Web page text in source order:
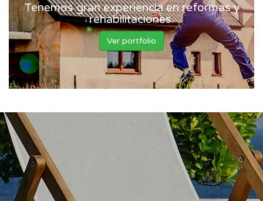
Tenemos gran experiencia en reformas y
rehabilitaciones.
Ver portfolio